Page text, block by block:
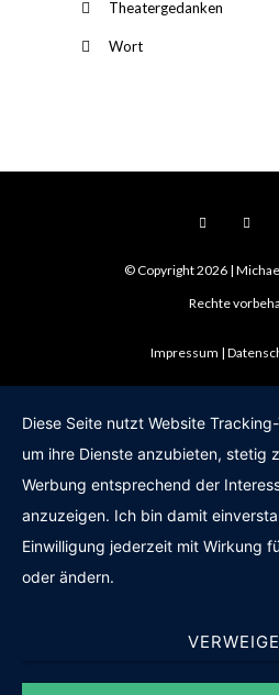
Theatergedanken
Wort
© Copyright 2026 |
Rechte
Impressum
Diese Seite nutzt Website
um ihre Dienste anzubieten, stetig
Werbung entsprechend der
anzuzeigen. Ich bin damit
Einwilligung jederzeit mit Wirkung
oder ändern.